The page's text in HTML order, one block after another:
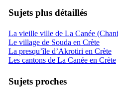
Sujets plus détaillés
La vieille ville de La Canée
Le village de Souda en Crète
La presqu’île d’Akrotiri en Crète
Les cantons de La Canée en Crète
Sujets proches